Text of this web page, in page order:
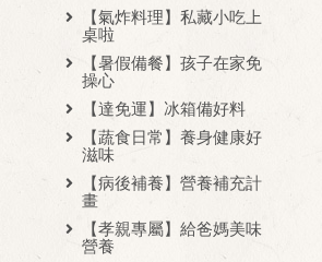
【氣炸料理】私藏小吃上
桌啦
【暑假備餐】孩子在家免
操心
【達免運】冰箱備好料
【蔬食日常】養身健康好
滋味
【病後補養】營養補充計
畫
【孝親專屬】給爸媽美味
營養